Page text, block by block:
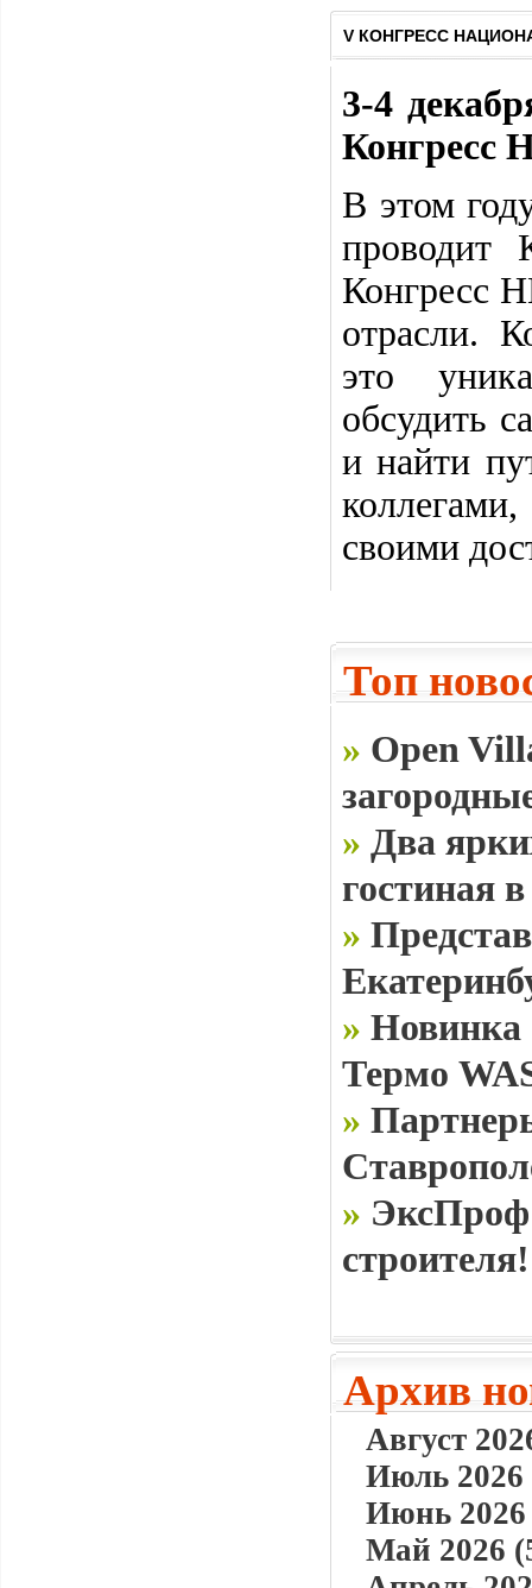
V КОНГРЕСС
3-4
Конгресс
В этом
проводит
Конгресс
отрасли.
это
обсудить
и найти
своими
Топ
» Open
» Два
гостиная
»
» Новинка
Термо
»
» ЭксПроф
строителя!
Архив
Август
Июль 2026
Июнь 2026
Май 2026